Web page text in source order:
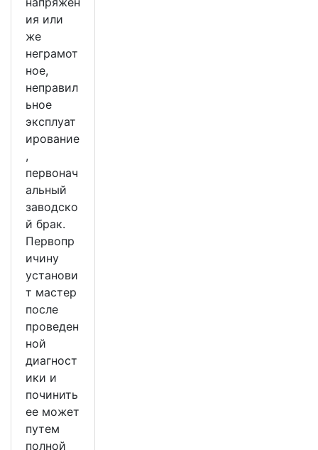
ия или
же
неграмот
ное,
неправил
ьное
эксплуат
ирование
,
первонач
альный
заводско
й брак.
Первопр
ичину
установи
т мастер
после
проведен
ной
диагност
ики и
починить
ее может
путем
полной